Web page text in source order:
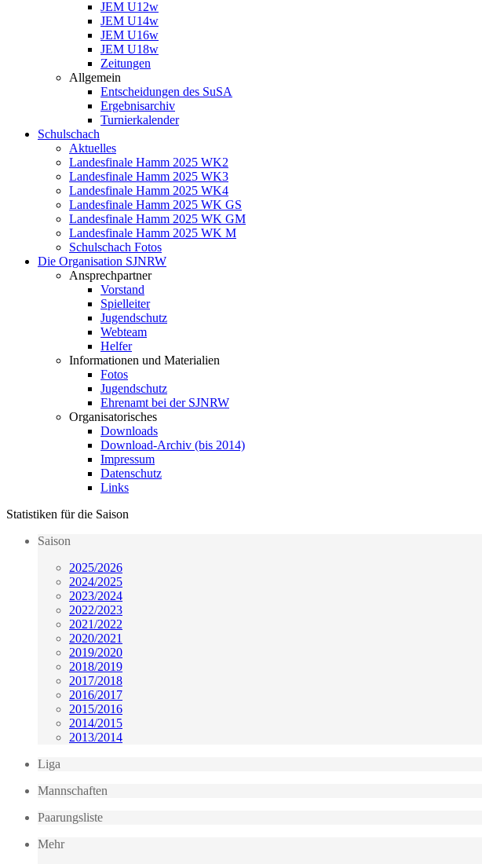
JEM U12w
JEM U14w
JEM U16w
JEM U18w
Zeitungen
Allgemein
Entscheidungen des SuSA
Ergebnisarchiv
Turnierkalender
Schulschach
Aktuelles
Landesfinale Hamm 2025 WK2
Landesfinale Hamm 2025 WK3
Landesfinale Hamm 2025 WK4
Landesfinale Hamm 2025 WK GS
Landesfinale Hamm 2025 WK GM
Landesfinale Hamm 2025 WK M
Schulschach Fotos
Die Organisation SJNRW
Ansprechpartner
Vorstand
Spielleiter
Jugendschutz
Webteam
Helfer
Informationen und Materialien
Fotos
Jugendschutz
Ehrenamt bei der SJNRW
Organisatorisches
Downloads
Download-Archiv (bis 2014)
Impressum
Datenschutz
Links
Statistiken für die Saison
Saison
2025/2026
2024/2025
2023/2024
2022/2023
2021/2022
2020/2021
2019/2020
2018/2019
2017/2018
2016/2017
2015/2016
2014/2015
2013/2014
Liga
Mannschaften
Paarungsliste
Mehr